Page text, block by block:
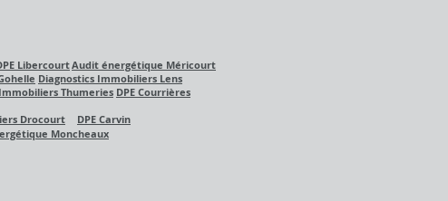
LibercourtAudit énergétique Méricourt
Diagnostics Immobiliers Lens
Thumeries DPE Courrières
Moncheaux
DPE Carvin
Drocourt